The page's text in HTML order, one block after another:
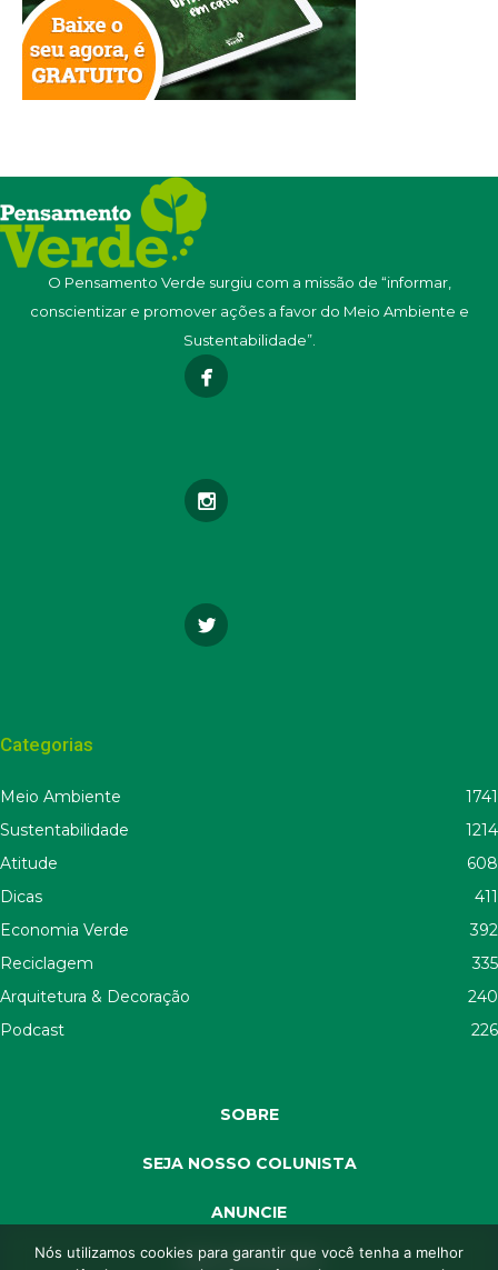
O Pensamento Verde surgiu com a missão de “informar,
conscientizar e promover ações a favor do Meio Ambiente e
Sustentabilidade”.
Categorias
Meio Ambiente
1741
Sustentabilidade
1214
Atitude
608
Dicas
411
Economia Verde
392
Reciclagem
335
Arquitetura & Decoração
240
Podcast
226
SOBRE
SEJA NOSSO COLUNISTA
ANUNCIE
SEJA APOIADOR
Nós utilizamos cookies para garantir que você tenha a melhor